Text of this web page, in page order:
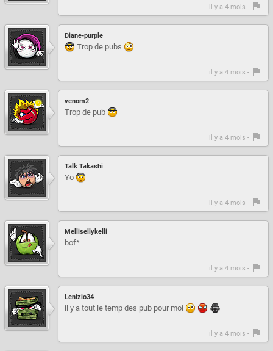
il y a 4 mois -
Diane-purple
Trop de pubs
il y a 4 mois -
venom2
Trop de pub
il y a 4 mois -
Talk Takashi
Yo
il y a 4 mois -
Mellisellykelli
bof*
il y a 4 mois -
Lenizio34
il y a tout le temp des pub pour moi
il y a 4 mois -